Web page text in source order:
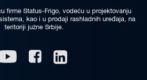
firme Status-Frigo, vodeću u projektovanju
kao i u prodaji rashladnih uređaja, na
teritoriji južne Srbije.
Facebook